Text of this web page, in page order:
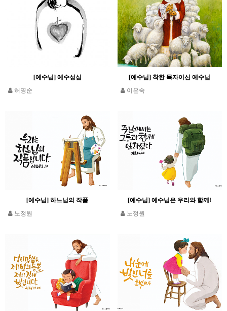
[예수님] 예수성심
허명순
[예수님] 착한 목자이신 예수님
이은숙
[예수님] 하느님의 작품
노정원
[예수님] 예수님은 우리와 함께!
노정원